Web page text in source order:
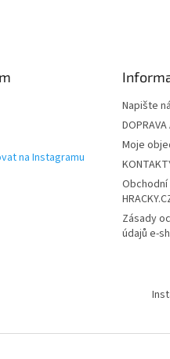
na Instagramu
Napište
Moje
Obchodní
Zásady
údajů e-